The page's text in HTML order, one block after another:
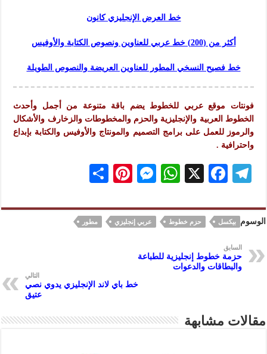
خط العرض الإنجليزي كانون
أكثر من (200) خط عربي للعناوين ونصوص الكتابة والأوفيس
خط فصيح النسخي المطور للعناوين العريضة والنصوص الطويلة
فونتات موقع عربي للخطوط يضم باقة متنوعة من أجمل وأحدث
الخطوط العربية والإنجليزية والحزم والمخطوطات والزخارف والأشكال
والرموز للعمل على برامج التصميم والمونتاج والأوفيس والكتابة بإبداع
واحترافية .
Te
gr
a
m
F
eb
oo
k
X
W
at
s
A
M
se
n
Pi
er
es
ar
e
الوسوم بيكسل حزم خطوط عربي إنجليزي مطور
السابق
حزمة خطوط إنجليزية للطباعة
والبطاقات والدعوات
التالي
خط باي لاند الإنجليزي يدوي نصي
عتيق
مقالات مشابهة